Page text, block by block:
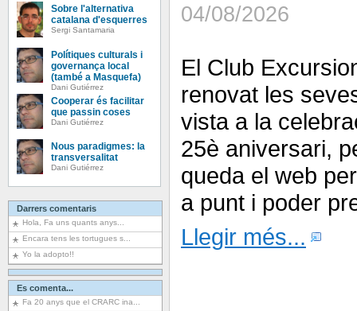
Sobre l'alternativa
catalana d'esquerres
Sergi Santamaria
Polítiques culturals i
governança local
(també a Masquefa)
Dani Gutiérrez
Cooperar és facilitar
que passin coses
Dani Gutiérrez
Nous paradigmes: la
transversalitat
Dani Gutiérrez
Darrers comentaris
Hola, Fa uns quants anys...
Encara tens les tortugues s...
Yo la adopto!!
Es comenta...
Fa 20 anys que el CRARC ina...
04/08/2026
El Club
renovat les
vista a la
25è aniversari,
queda el web
a punt i poder
Llegir més...